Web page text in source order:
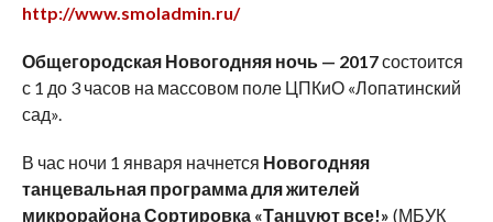
http://www.smoladmin.ru/
Общегородская Новогодняя ночь — 2017состоится
с 1 до 3 часов на массовом поле ЦПКиО «Лопатинский
сад».
В час ночи 1 января начнется Новогодняя
танцевальная программа для жителей
микрорайона Сортировка «Танцуют все!» (МБУК